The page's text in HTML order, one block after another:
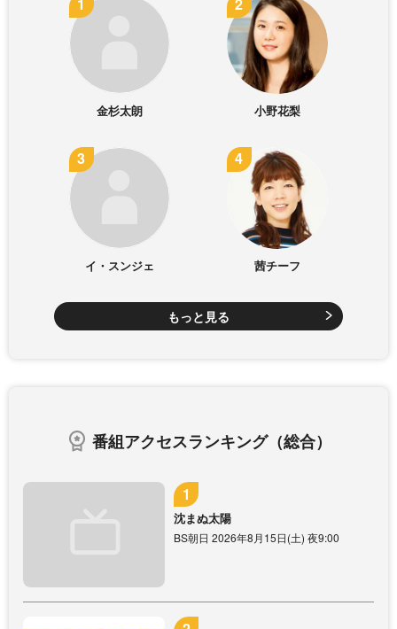
金杉太朗 小野花梨
イ・スンジェ 茜チーフ
もっと見る
番組アクセスランキング（総合）
沈まぬ太陽
BS朝日 2026年8月15日(土) 夜9:00